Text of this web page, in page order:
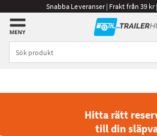
Snabba Leveranser | Frakt från 39 kr
Hitta rätt
till din